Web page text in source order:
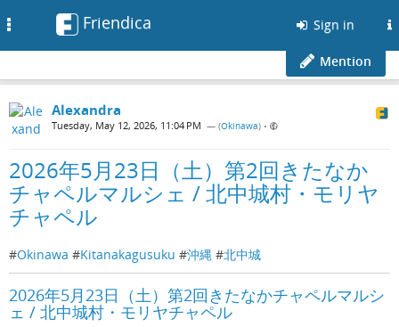
Friendica Sign in
Mention
Alexandra
Tuesday, May 12, 2026, 11:04 PM — (Okinawa) •
2026年5月23日（土）第2回きたなか
チャペルマルシェ / 北中城村・モリヤ
チャペル
#Okinawa #Kitanakagusuku #沖縄 #北中城
2026年5月23日（土）第2回きたなかチャペルマルシ
ェ / 北中城村・モリヤチャペル